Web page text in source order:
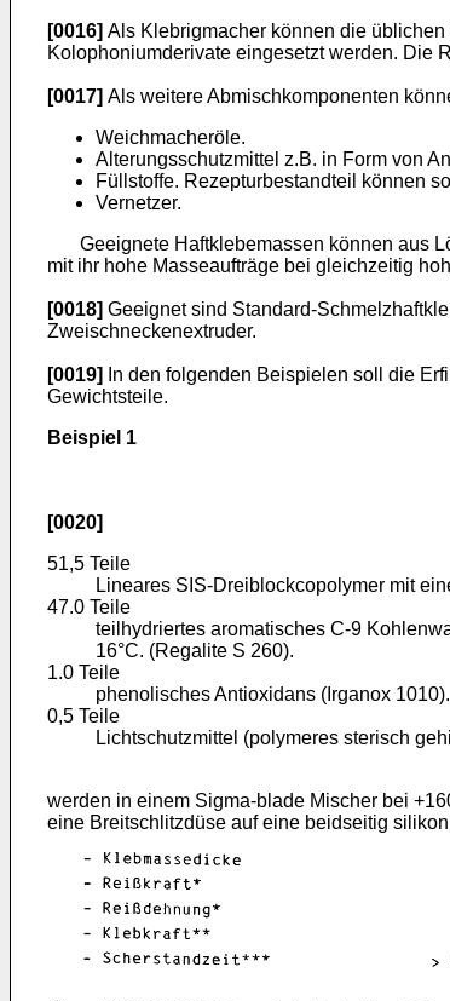
[0016] Als Klebrigmacher können die
Kolophoniumderivate eingesetzt werden. Die
[0017] Als weitere Abmischkomponenten
Weichmacheröle.
Alterungsschutzmittel z.B. in Form von
Füllstoffe. Rezepturbestandteil können
Vernetzer.
Geeignete Haftklebemassen können aus
mit ihr hohe Masseaufträge bei gleichzeitig
[0018] Geeignet sind Standard-
Zweischneckenextruder.
[0019]
In den folgenden Beispielen soll die
Gewichtsteile.
Beispiel 1
[0020]
51,5 Teile
Lineares SIS-Dreiblockcopolymer mit
47.0 Teile
teilhydriertes aromatisches C-9
16°C. (Regalite S 260).
1.0 Teile
phenolisches Antioxidans (Irganox 1010).
0,5 Teile
Lichtschutzmittel (polymeres sterisch
werden in einem Sigma-blade Mischer bei
eine Breitschlitzdüse auf eine beidseitig